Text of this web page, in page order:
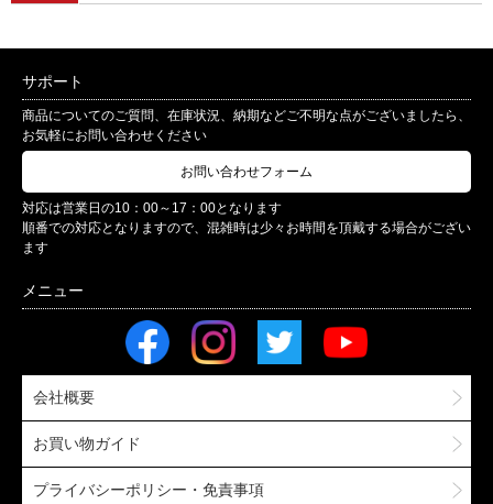
サポート
商品についてのご質問、在庫状況、納期などご不明な点がございましたら、
お気軽にお問い合わせください
お問い合わせフォーム
対応は営業日の10：00～17：00となります
順番での対応となりますので、混雑時は少々お時間を頂戴する場合がござい
ます
会社概要
お買い物ガイド
プライバシーポリシー・免責事項